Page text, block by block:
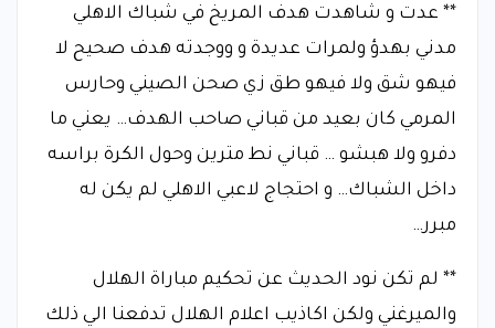
** عدت و شاهدت هدف المريخ في شباك الاهلي
مدني بهدؤ ولمرات عديدة و ووجدته هدف صحيح لا
فيهو شق ولا فيهو طق زي صحن الصيني وحارس
المرمي كان بعيد من قباني صاحب الهدف… يعني ما
دفرو ولا هبشو … قباني نط مترين وحول الكرة براسه
داخل الشباك… و احتجاج لاعبي الاهلي لم يكن له
مبرر…
** لم تكن نود الحديث عن تحكيم مباراة الهلال
والميرغني ولكن اكاذيب اعلام الهلال تدفعنا الي ذلك